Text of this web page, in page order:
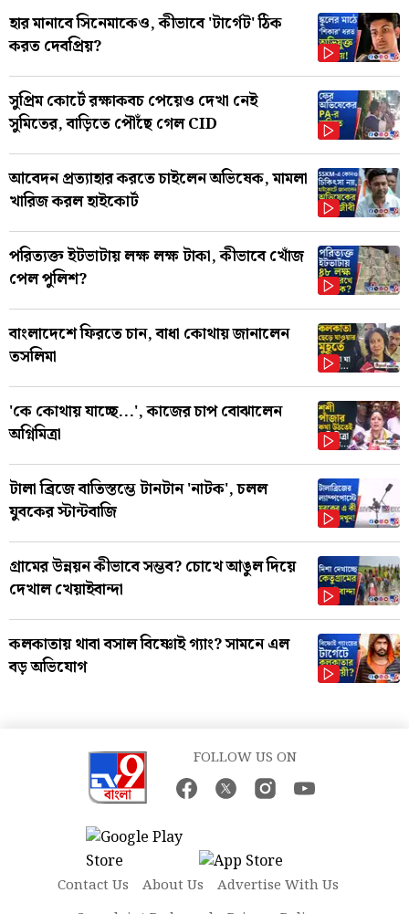
হার মানাবে সিনেমাকেও, কীভাবে 'টার্গেট' ঠিক
করত দেবপ্রিয়?
সুপ্রিম কোর্টে রক্ষাকবচ পেয়েও দেখা নেই
সুমিতের, বাড়িতে পৌঁছে গেল CID
আবেদন প্রত্যাহার করতে চাইলেন অভিষেক, মামলা
খারিজ করল হাইকোর্ট
পরিত্যক্ত ইটভাটায় লক্ষ লক্ষ টাকা, কীভাবে খোঁজ
পেল পুলিশ?
বাংলাদেশে ফিরতে চান, বাধা কোথায় জানালেন
তসলিমা
'কে কোথায় যাচ্ছে...', কাজের চাপ বোঝালেন
অগ্নিমিত্রা
টালা ব্রিজে বাতিস্তম্ভে টানটান 'নাটক', চলল
যুবকের স্টান্টবাজি
গ্রামের উন্নয়ন কীভাবে সম্ভব? চোখে আঙুল দিয়ে
দেখাল খেয়াইবান্দা
কলকাতায় থাবা বসাল বিষ্ণোই গ্যাং? সামনে এল
বড় অভিযোগ
FOLLOW US ON
Contact Us About Us
Advertise With Us